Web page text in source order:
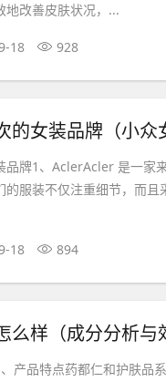
地改善皮肤状况，...
18 928
的女装品牌（小众
品牌1、AclerAcler 是一家
的服装不仅注重细节，而
18 894
样（成分分析与
产品特点药都仁和护肤品